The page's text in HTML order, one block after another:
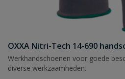
OXXA Nitri-Tech 14-690
Werkhandschoenen voor goede
diverse werkzaamheden.